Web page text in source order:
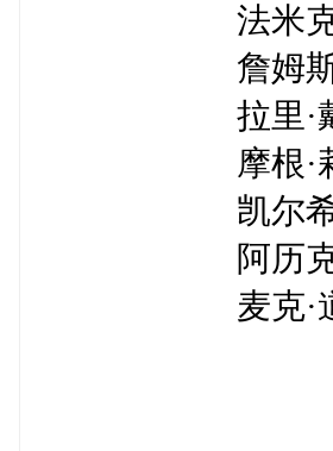
法米克·詹森
詹姆斯·麦斯
拉里·戴
摩根·莉莉
凯尔希·格兰
阿历克斯·伊
麦克·道帕